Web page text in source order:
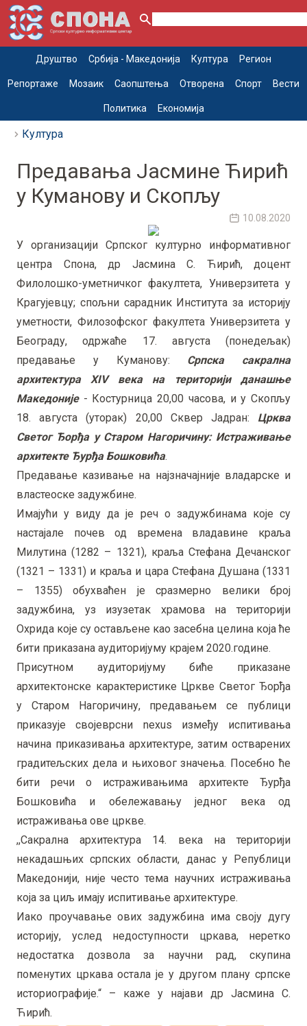
Друштво Србија - Македонија Култура Регион
Репортаже Мозаик Саопштења Отворена Спорт Вести
Политика Економија
Култура
Предавања Јасмине Ћирић
у Куманову и Скопљу
10.08.2020
У организацији Српског културно информативног
центра Спона, др Јасмина С. Ћирић, доцент
Филолошко-уметничког факултета, Универзитета у
Крагујевцу; спољни сарадник Института за историју
уметности, Филозофског факултета Универзитета у
Београду, одржаће 17. августа (понедељак)
предавање у Куманову: Српска сакрална
архитектура XIV века на територији данашње
Македоније - Костурница 20,00 часова, и у Скопљу
18. августа (уторак) 20,00 Сквер Јадран: Црква
Светог Ђорђа у Старом Нагоричину: Истраживање
архитекте Ђурђа Бошковића.
Предавање казивање на најзначајније владарске и
властеоске задужбине.
Имајући у виду да је реч о задужбинама које су
настајале почев од времена владавине краља
Милутина (1282 – 1321), краља Стефана Дечанског
(1321 – 1331) и краља и цара Стефана Душана (1331
– 1355) обухваћен је сразмерно велики број
задужбина, уз изузетак храмова на територији
Охрида које су остављене као засебна целина која ће
бити приказана аудиторијуму крајем 2020.године.
Присутном аудиторијуму биће приказане
архитектонске карактеристике Цркве Светог Ђорђа
у Старом Нагоричину, предавањем се публици
приказује својеврсни nexus између испитивања
начина приказивања архитектуре, затим остварених
градитељских дела и њиховог значења. Посебно ће
бити речи о истраживањима архитекте Ђурђа
Бошковића и обележавању једног века од
истраживања ове цркве.
,,Сакрална архитектура 14. века на територији
некадашњих српских области, данас у Републици
Македонији, није често тема научних истраживања
која за циљ имају испитивање архитектуре.
Иако проучавање ових задужбина има своју дугу
историју, услед недоступности цркава, неретко
недостатка дозвола за научни рад, скупина
поменутих цркава остала је у другом плану српске
историографије.“ – каже у најави др Јасмина С.
Ћирић.